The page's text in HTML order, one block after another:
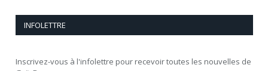
INFOLETTRE
Inscrivez-vous à l'infolettre pour recevoir toutes les nouvelles de